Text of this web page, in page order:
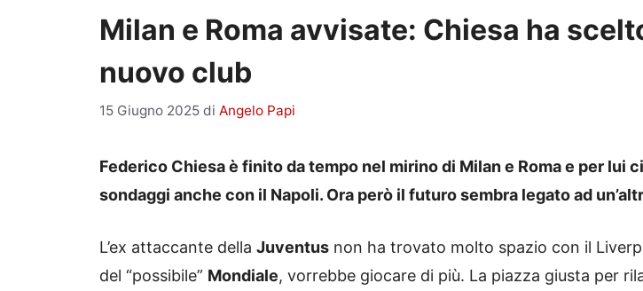
Milan e Roma avvisate: Chiesa ha
nuovo club
15 Giugno 2025 di Angelo Papi
Federico Chiesa è finito da tempo nel mirino di Milan e Roma e per lui
sondaggi anche con il Napoli. Ora però il futuro sembra legato ad
L’ex attaccante della Juventus non ha trovato molto spazio con il
del “possibile” Mondiale, vorrebbe giocare di più. La piazza giusta per